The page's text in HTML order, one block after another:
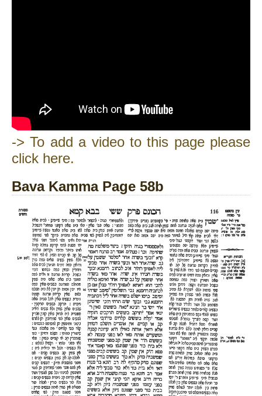
-> To add a video to this page please
click here.
Bava Kamma Page 58b